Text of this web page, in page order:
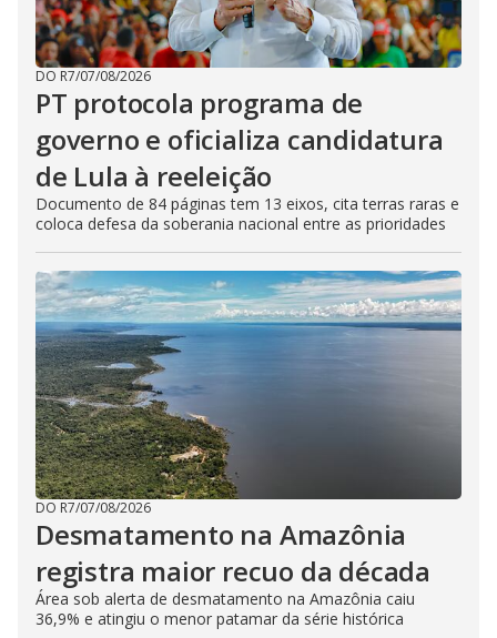
DO R7/07/08/2026
PT protocola programa de
governo e oficializa candidatura
de Lula à reeleição
Documento de 84 páginas tem 13 eixos, cita terras raras e
coloca defesa da soberania nacional entre as prioridades
DO R7/07/08/2026
Desmatamento na Amazônia
registra maior recuo da década
Área sob alerta de desmatamento na Amazônia caiu
36,9% e atingiu o menor patamar da série histórica